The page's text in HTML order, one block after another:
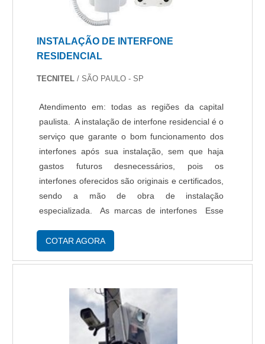
INSTALAÇÃO DE INTERFONE
RESIDENCIAL
TECNITEL / SÃO PAULO - SP
Atendimento em: todas as regiões da capital
paulista. A instalação de interfone residencial é o
serviço que garante o bom funcionamento dos
interfones após sua instalação, sem que haja
gastos futuros desnecessários, pois os
interfones oferecidos são originais e certificados,
sendo a mão de obra de instalação
especializada. As marcas de interfones Esse
levar modernidade e comodidade aos
COTAR AGORA